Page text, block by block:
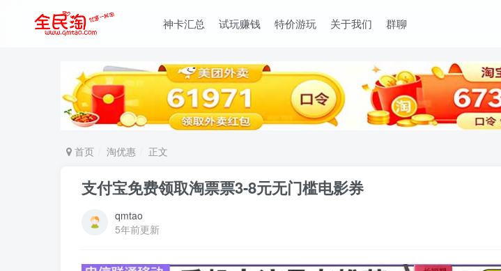
神卡汇总 试玩赚钱 特价游玩 关于我们 群聊
首页 淘优惠 正文
支付宝免费领取淘票票3-8元无门槛电影券
qmtao
5年前更新